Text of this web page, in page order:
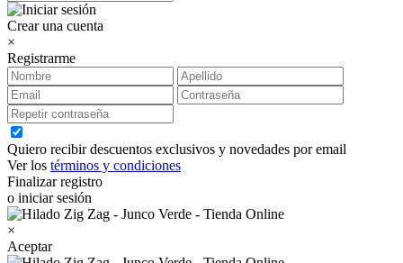
Crear una cuenta
×
Registrarme
Quiero recibir descuentos exclusivos y novedades por email
Ver los términos y condiciones
Finalizar registro
o iniciar sesión
×
Aceptar